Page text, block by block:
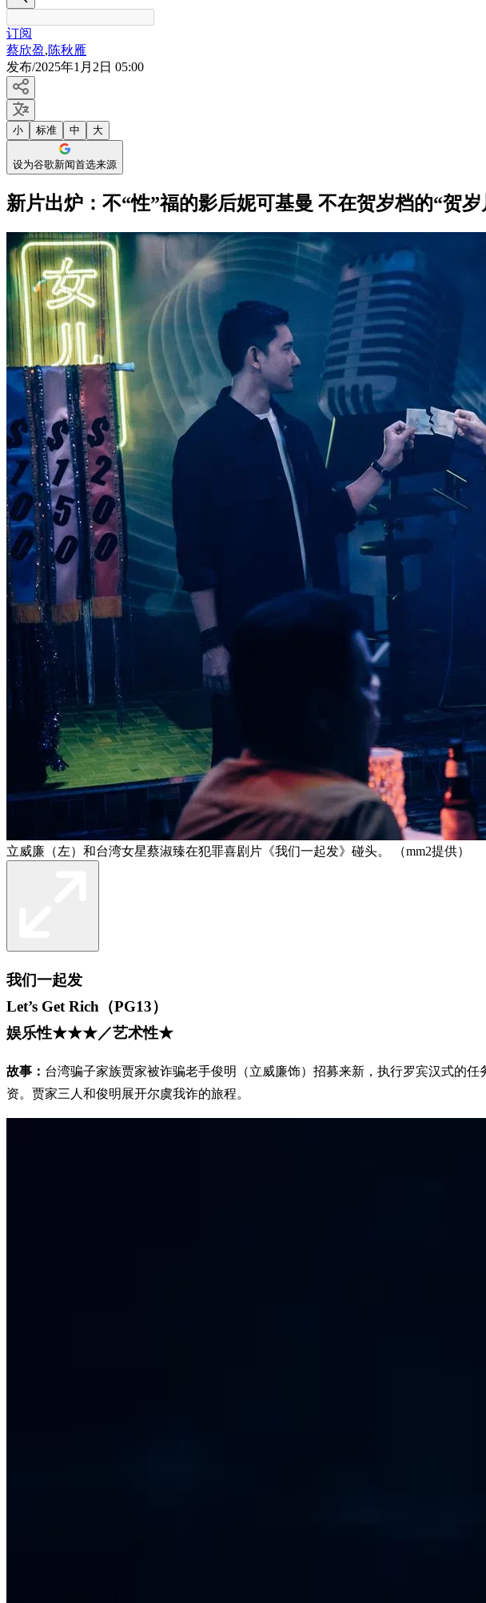
订阅
蔡欣盈,陈秋雁
发布/2025年1月2日 05:00
小 标准 中 大
设为谷歌新闻首选来源
新片出炉：不“性”福的影后妮可基曼 不在贺岁档的“贺岁
立威廉（左）和台湾女星蔡淑臻在犯罪喜剧片《我们一起发》碰头。 （mm2提供）
我们一起发
Let’s Get Rich（PG13）
娱乐性★★★／艺术性★
故事： 台湾骗子家族贾家被诈骗老手俊明（立威廉饰）招募来新，执行罗宾汉式的
资。贾家三人和俊明展开尔虞我诈的旅程。